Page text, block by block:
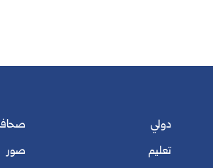
دولي
تعليم
صور